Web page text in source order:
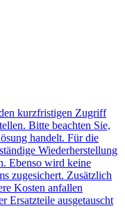
kurzfristigen Zugriff
Bitte beachten Sie,
handelt. Für die
Wiederherstellung
Ebenso wird keine
zugesichert. Zusätzlich
Kosten anfallen
Ersatzteile ausgetauscht